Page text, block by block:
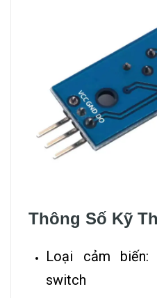
Thông Số Kỹ
Loại cảm
switch